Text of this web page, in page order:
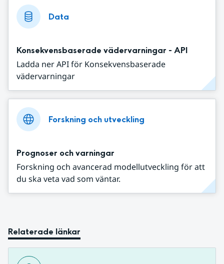
Data
Konsekvensbaserade vädervarningar - API
Ladda ner API för Konsekvensbaserade
vädervarningar
Forskning och utveckling
Prognoser och varningar
Forskning och avancerad modellutveckling för att
du ska veta vad som väntar.
Relaterade länkar